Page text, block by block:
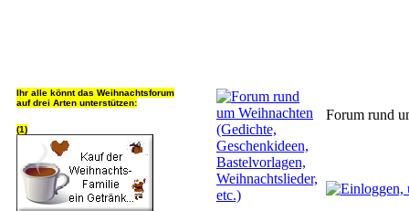
Ihr alle könnt das Weihnachtsforum
auf drei Arten unterstützen:
(1)
Forum rund